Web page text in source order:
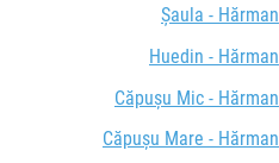
Șaula - Hărman
Huedin - Hărman
Căpușu Mic - Hărman
Căpușu Mare - Hărman